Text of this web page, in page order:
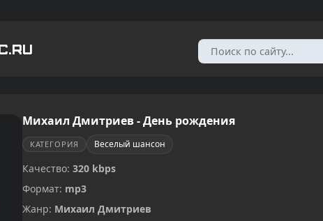
Михаил Дмитриев - День рождения
КАТЕГОРИЯ Веселый шансон
Качество: 320 kbps
Формат: mp3
Жанр: Михаил Дмитриев